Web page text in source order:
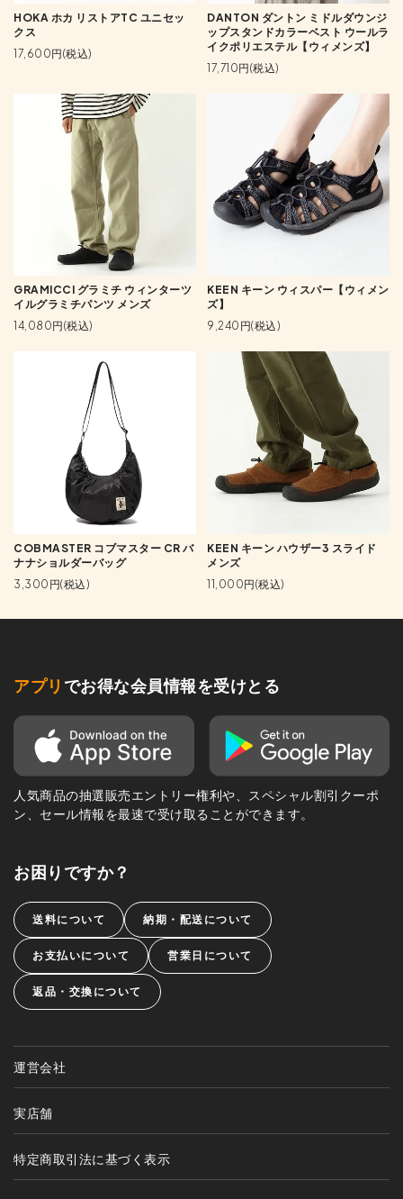
HOKA ホカ リストアTC ユニセッ
クス
17,600円(税込)
DANTON ダントン ミドルダウンジ
ップスタンドカラーベスト ウールラ
イクポリエステル【ウィメンズ】
17,710円(税込)
GRAMICCI グラミチ ウィンターツ
イルグラミチパンツ メンズ
14,080円(税込)
KEEN キーン ウィスパー【ウィメン
ズ】
9,240円(税込)
COBMASTER コブマスター CR バ
ナナショルダーバッグ
3,300円(税込)
KEEN キーン ハウザー3 スライド
メンズ
11,000円(税込)
アプリ でお得な会員情報を受けとる
人気商品の抽選販売エントリー権利や、スペシャル割引クーポ
ン、セール情報を最速で受け取ることができます。
お困りですか？
送料について 納期・配送について
お支払いについて 営業日について
返品・交換について
運営会社
実店舗
特定商取引法に基づく表示